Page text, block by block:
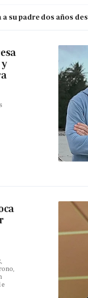
su padre dos años